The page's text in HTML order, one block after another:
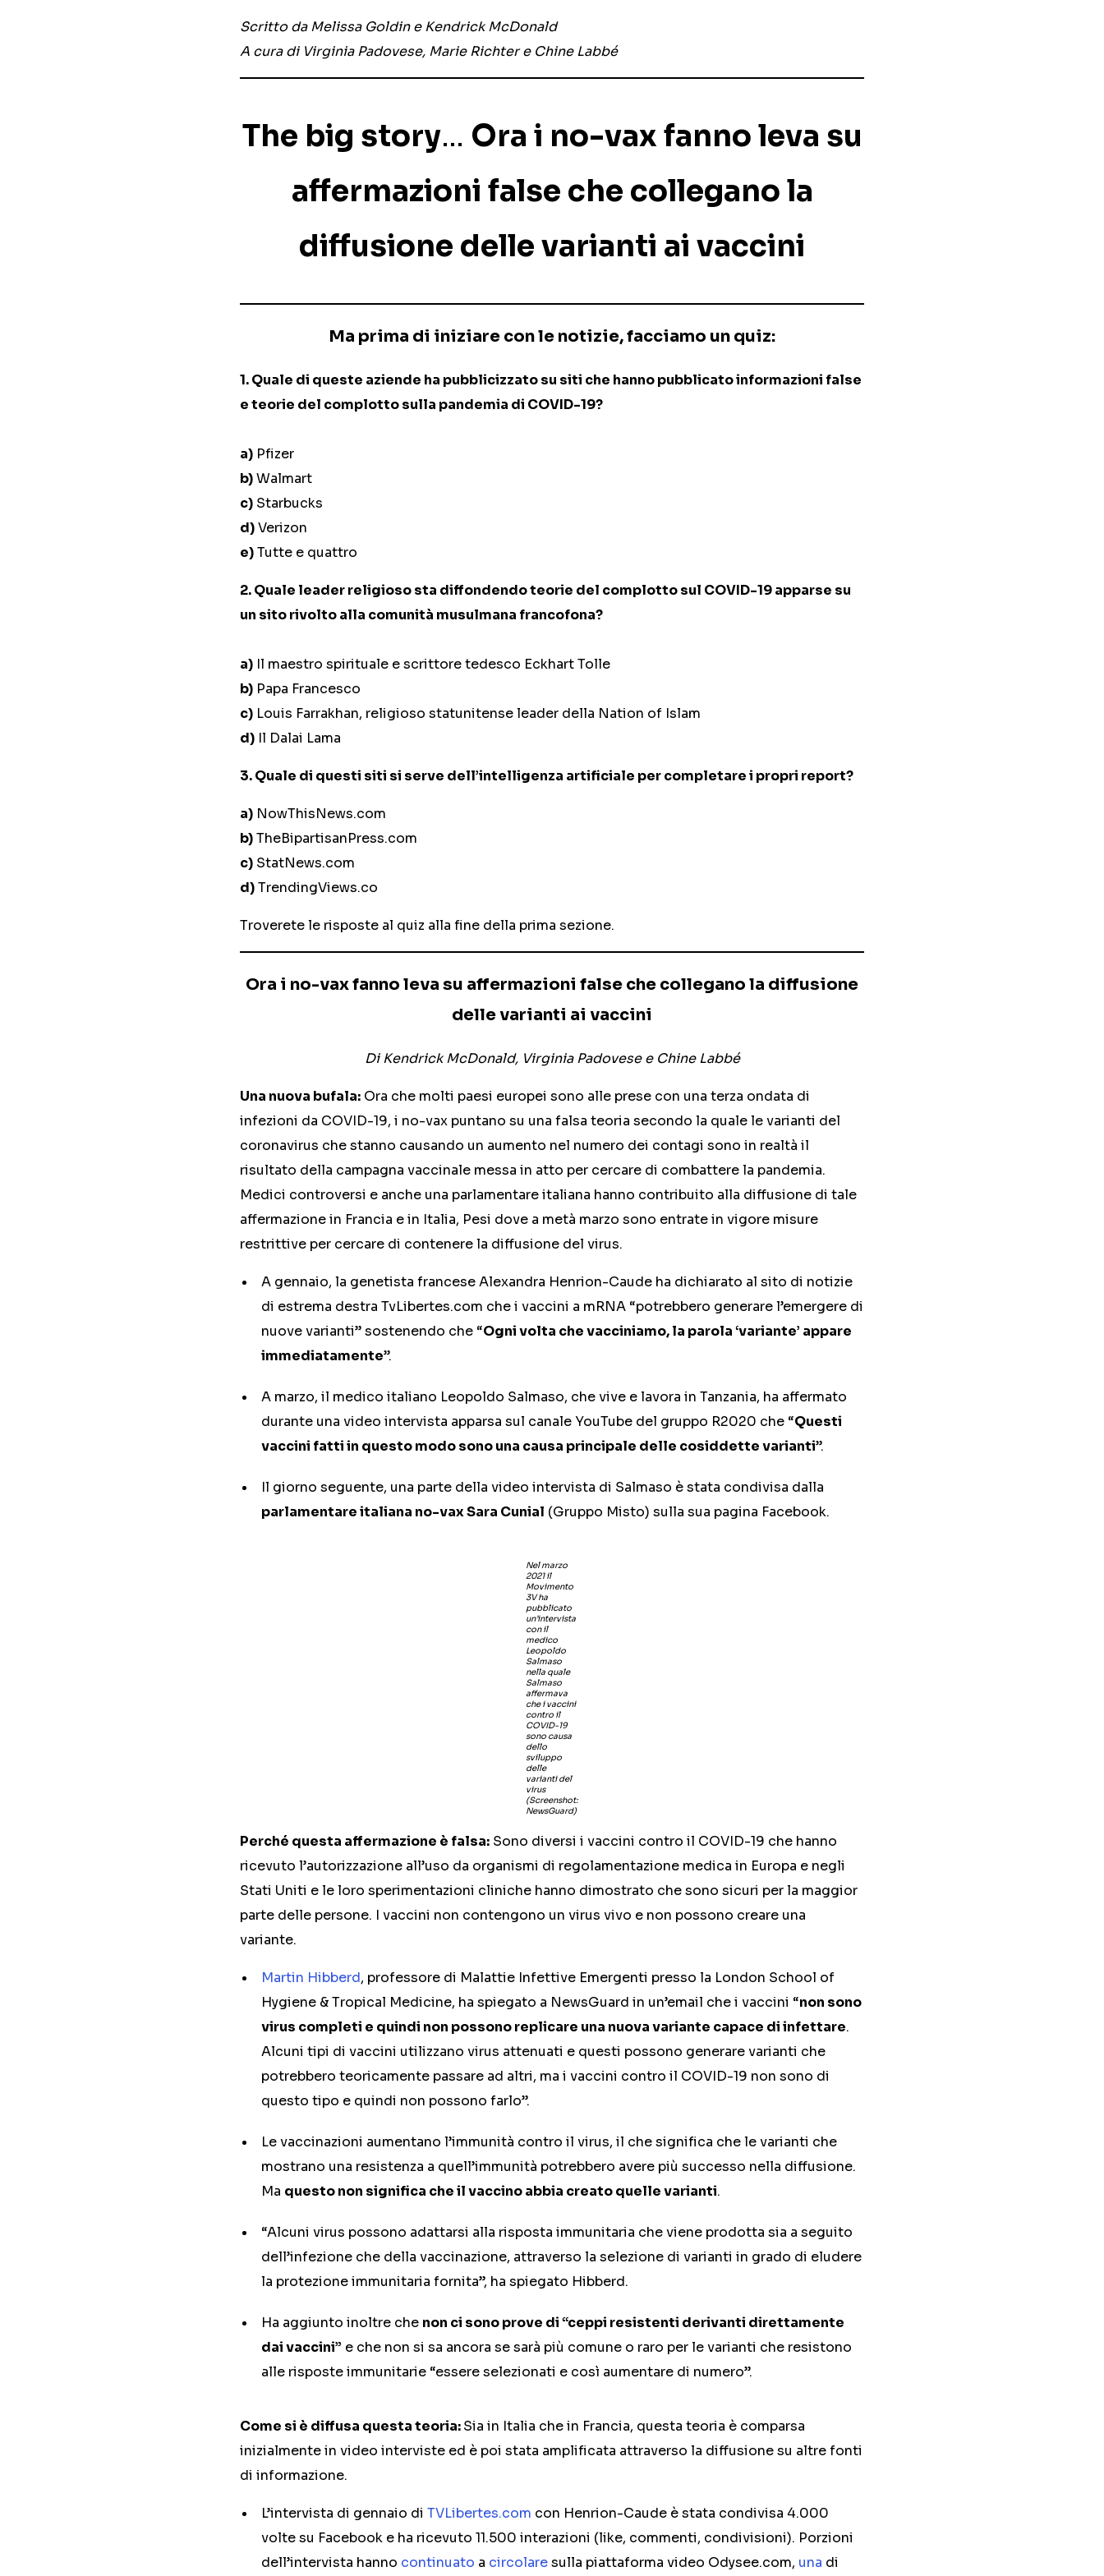
Scritto da Melissa Goldin e Kendrick McDonald
A cura di Virginia Padovese, Marie Richter e Chine Labbé
The big story… Ora i no-vax fanno leva su
affermazioni false che collegano la
diffusione delle varianti ai vaccini
Ma prima di iniziare con le notizie, facciamo un quiz:
1.Quale di queste aziende ha pubblicizzato su siti che hanno pubblicato informazioni false
e teorie del complotto sulla pandemia di COVID-19?
a) Pfizer
b)Walmart
c) Starbucks
d)Verizon
e)Tutte e quattro
2.Quale leader religioso sta diffondendo teorie del complotto sul COVID-19 apparse su
un sito rivolto alla comunità musulmana francofona?
a) Il maestro spirituale e scrittore tedesco Eckhart Tolle
b) Papa Francesco
c) Louis Farrakhan, religioso statunitense leader della Nation of Islam
d) Il Dalai Lama
3.Quale di questi siti si serve dell’intelligenza artificiale per completare i propri report?
a) NowThisNews.com
b)TheBipartisanPress.com
c) StatNews.com
d)TrendingViews.co
Troverete le risposte al quiz alla fine della prima sezione.
Ora i no-vax fanno leva su affermazioni false che collegano la diffusione
delle varianti ai vaccini
Di Kendrick McDonald, Virginia Padovese e Chine Labbé
Una nuova bufala: Ora che molti paesi europei sono alle prese con una terza ondata di
infezioni da COVID-19, i no-vax puntano su una falsa teoria secondo la quale le varianti del
coronavirus che stanno causando un aumento nel numero dei contagi sono in realtà il
risultato della campagna vaccinale messa in atto per cercare di combattere la pandemia.
Medici controversi e anche una parlamentare italiana hanno contribuito alla diffusione di tale
affermazione in Francia e in Italia, Pesi dove a metà marzo sono entrate in vigore misure
restrittive per cercare di contenere la diffusione del virus.
A gennaio, la genetista francese Alexandra Henrion-Caude ha dichiarato al sito di notizie
di estrema destra TvLibertes.com che i vaccini a mRNA “potrebbero generare l’emergere di
nuove varianti” sostenendo che “Ogni volta che vacciniamo, la parola ‘variante’ appare
immediatamente”.
A marzo, il medico italiano Leopoldo Salmaso, che vive e lavora in Tanzania, ha affermato
durante una video intervista apparsa sul canale YouTube del gruppo R2020 che “Questi
vaccini fatti in questo modo sono una causa principale delle cosiddette varianti”.
Il giorno seguente, una parte della video intervista di Salmaso è stata condivisa dalla
parlamentare italiana no-vax Sara Cunial (Gruppo Misto) sulla sua pagina Facebook.
Nel marzo
2021 il
Movimento
3V ha
pubblicato
un’intervista
con il
medico
Leopoldo
Salmaso
nella quale
Salmaso
affermava
che i vaccini
contro il
COVID-19
sono causa
dello
sviluppo
delle
varianti del
virus
(Screenshot:
NewsGuard)
Perché questa affermazione è falsa: Sono diversi i vaccini contro il COVID-19 che hanno
ricevuto l’autorizzazione all’uso da organismi di regolamentazione medica in Europa e negli
Stati Uniti e le loro sperimentazioni cliniche hanno dimostrato che sono sicuri per la maggior
parte delle persone. I vaccini non contengono un virus vivo e non possono creare una
variante.
Martin Hibberd, professore di Malattie Infettive Emergenti presso la London School of
Hygiene & Tropical Medicine, ha spiegato a NewsGuard in un’email che i vaccini “non sono
virus completi e quindi non possono replicare una nuova variante capace di infettare.
Alcuni tipi di vaccini utilizzano virus attenuati e questi possono generare varianti che
potrebbero teoricamente passare ad altri, ma i vaccini contro il COVID-19 non sono di
questo tipo e quindi non possono farlo”.
Le vaccinazioni aumentano l’immunità contro il virus, il che significa che le varianti che
mostrano una resistenza a quell’immunità potrebbero avere più successo nella diffusione.
Ma questo non significa che il vaccino abbia creato quelle varianti.
“Alcuni virus possono adattarsi alla risposta immunitaria che viene prodotta sia a seguito
dell’infezione che della vaccinazione, attraverso la selezione di varianti in grado di eludere
la protezione immunitaria fornita”, ha spiegato Hibberd.
Ha aggiunto inoltre che non ci sono prove di “ceppi resistenti derivanti direttamente
dai vaccini” e che non si sa ancora se sarà più comune o raro per le varianti che resistono
alle risposte immunitarie “essere selezionati e così aumentare di numero”.
Come si è diffusa questa teoria:Sia in Italia che in Francia, questa teoria è comparsa
inizialmente in video interviste ed è poi stata amplificata attraverso la diffusione su altre fonti
di informazione.
L’intervista di gennaio di TVLibertes.com con Henrion-Caude è stata condivisa 4.000
volte su Facebook e ha ricevuto 11.500 interazioni (like, commenti, condivisioni). Porzioni
dell’intervista hanno continuato a circolaresulla piattaforma video Odysee.com, una di